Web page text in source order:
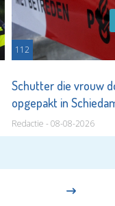
112
Schutter die vrouw
opgepakt in
Redactie - 08-08-2026